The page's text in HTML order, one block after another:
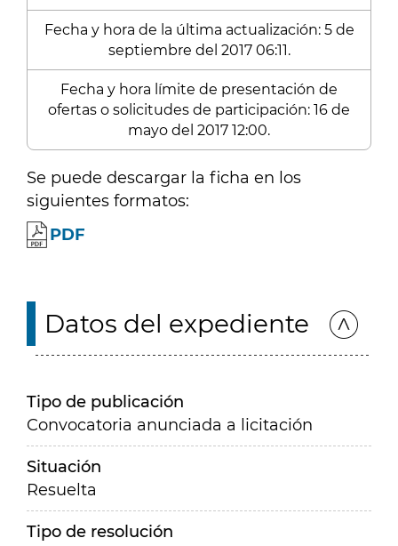
Fecha y hora de la última actualización: 5 de
septiembre del 2017 06:11.
Fecha y hora límite de presentación de
ofertas o solicitudes de participación: 16 de
mayo del 2017 12:00.
Se puede descargar la ficha en los
siguientes formatos:
PDF
Datos del expediente
Tipo de publicación
Convocatoria anunciada a licitación
Situación
Resuelta
Tipo de resolución